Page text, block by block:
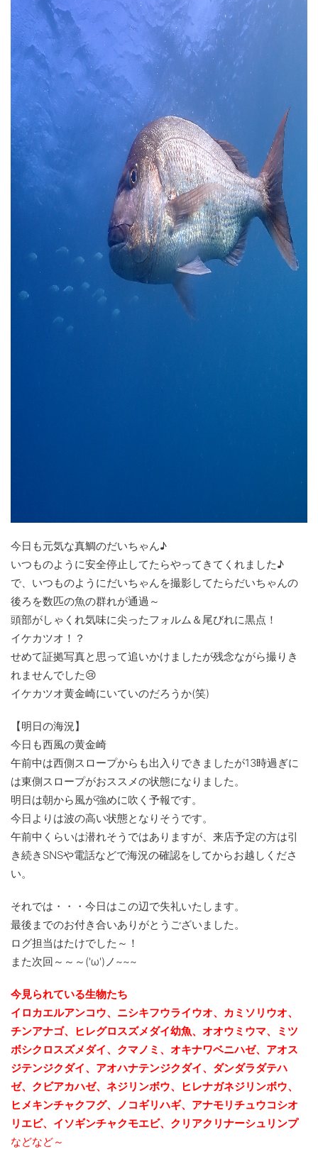
今日も元気な真鯛のだいちゃん♪
いつものように安全停止してたらやってきてくれました♪
で、いつものようにだいちゃんを撮影してたらだいちゃんの
後ろを数匹の魚の群れが通過～
頭部がしゃくれ気味に尖ったフォルム＆尾びれに黒点！
イケカツオ！？
せめて証拠写真と思って追いかけましたが残念ながら撮りき
れませんでした😢
イケカツオ黄金崎にいていのだろうか(笑)
【明日の海況】
今日も西風の黄金崎
午前中は西側スロープからも出入りできましたが13時過ぎに
は東側スロープがおススメの状態になりました。
明日は朝から風が強めに吹く予報です。
今日よりは波の高い状態となりそうです。
午前中くらいは潜れそうではありますが、来店予定の方は引
き続きSNSや電話などで海況の確認をしてからお越しくださ
い。
それでは・・・今日はこの辺で失礼いたします。
最後までのお付き合いありがとうございました。
ログ担当はたけでした～！
また次回～～～('ω')ノ~~~
今見られている生物たち
イロカエルアンコウ、ニシキフウライウオ、カミソリウオ、
チンアナゴ、ヒレグロスズメダイ幼魚、 オオウミウマ、ミツ
ボシクロスズメダイ、クマノミ、オキナワベニハゼ、アオス
ジテンジクダイ、 アオハナテンジクダイ、ダンダラダテハ
ゼ、クビアカハゼ、ネジリンボウ、ヒレナガネジリンボウ、
ヒメキンチャクフグ、ノコギリハギ、アナモリチュウコシオ
リエビ、 イソギンチャクモエビ、クリアクリナーシュリンプ
などなど～